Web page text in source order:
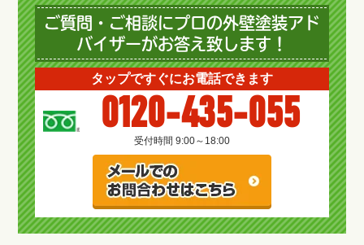
ご質問・ご相談にプロの外壁塗装アド
バイザーがお答え致します！
タップですぐにお電話できます
0120-435-055
受付時間 9:00～18:00